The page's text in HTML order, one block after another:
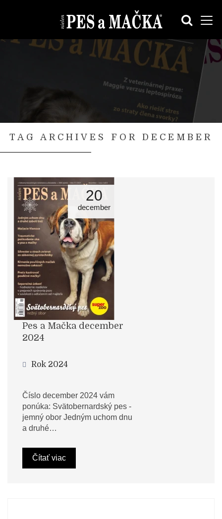
TAG ARCHIVES FOR DECEMBER
20
december
Pes a Mačka december
2024
Rok 2024
Číslo december 2024 vám
ponúka: Svätobernardský pes -
jemný obor Jedným uchom dnu
a druhé…
Čítať viac